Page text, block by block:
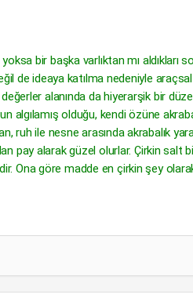
bir başka varlıktan mı aldıkları
de ideaya katılma nedeniyle
alanında da hiyerarşik bir
algılamış olduğu, kendi özüne
ruh ile nesne arasında akrabalık
pay alarak güzel olurlar. Çirkin salt
Ona göre madde en çirkin şey